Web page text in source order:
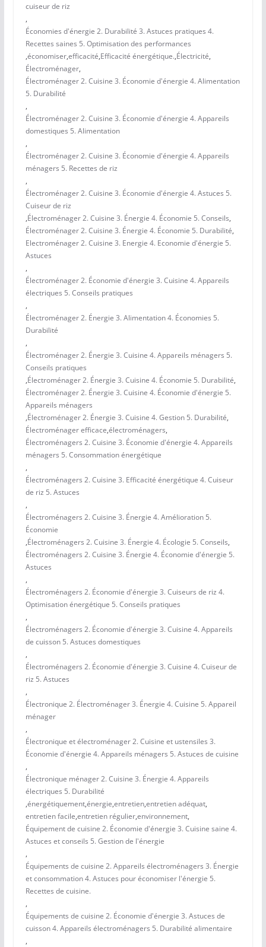
cuiseur de riz
,
Économies d'énergie 2. Durabilité 3. Astuces pratiques 4.
Recettes saines 5. Optimisation des performances
,économiser,efficacité,Efficacité énergétique.,Électricité,
Électroménager,
Électroménager 2. Cuisine 3. Économie d'énergie 4. Alimentation
5. Durabilité
,
Électroménager 2. Cuisine 3. Économie d'énergie 4. Appareils
domestiques 5. Alimentation
,
Électroménager 2. Cuisine 3. Économie d'énergie 4. Appareils
ménagers 5. Recettes de riz
,
Électroménager 2. Cuisine 3. Économie d'énergie 4. Astuces 5.
Cuiseur de riz
,Électroménager 2. Cuisine 3. Énergie 4. Économie 5. Conseils,
Électroménager 2. Cuisine 3. Énergie 4. Économie 5. Durabilité,
Electroménager 2. Cuisine 3. Energie 4. Economie d'énergie 5.
Astuces
,
Électroménager 2. Économie d'énergie 3. Cuisine 4. Appareils
électriques 5. Conseils pratiques
,
Électroménager 2. Énergie 3. Alimentation 4. Économies 5.
Durabilité
,
Électroménager 2. Énergie 3. Cuisine 4. Appareils ménagers 5.
Conseils pratiques
,Électroménager 2. Énergie 3. Cuisine 4. Économie 5. Durabilité,
Électroménager 2. Énergie 3. Cuisine 4. Économie d'énergie 5.
Appareils ménagers
,Électroménager 2. Énergie 3. Cuisine 4. Gestion 5. Durabilité,
Électroménager efficace,électroménagers,
Électroménagers 2. Cuisine 3. Économie d'énergie 4. Appareils
ménagers 5. Consommation énergétique
,
Électroménagers 2. Cuisine 3. Efficacité énergétique 4. Cuiseur
de riz 5. Astuces
,
Électroménagers 2. Cuisine 3. Énergie 4. Amélioration 5.
Économie
,Électroménagers 2. Cuisine 3. Énergie 4. Écologie 5. Conseils,
Électroménagers 2. Cuisine 3. Énergie 4. Économie d'énergie 5.
Astuces
,
Électroménagers 2. Économie d'énergie 3. Cuiseurs de riz 4.
Optimisation énergétique 5. Conseils pratiques
,
Électroménagers 2. Économie d'énergie 3. Cuisine 4. Appareils
de cuisson 5. Astuces domestiques
,
Électroménagers 2. Économie d'énergie 3. Cuisine 4. Cuiseur de
riz 5. Astuces
,
Électronique 2. Électroménager 3. Énergie 4. Cuisine 5. Appareil
ménager
,
Électronique et électroménager 2. Cuisine et ustensiles 3.
Économie d'énergie 4. Appareils ménagers 5. Astuces de cuisine
,
Électronique ménager 2. Cuisine 3. Énergie 4. Appareils
électriques 5. Durabilité
,énergétiquement,énergie,entretien,entretien adéquat,
entretien facile,entretien régulier,environnement,
Équipement de cuisine 2. Économie d'énergie 3. Cuisine saine 4.
Astuces et conseils 5. Gestion de l'énergie
,
Équipements de cuisine 2. Appareils électroménagers 3. Énergie
et consommation 4. Astuces pour économiser l'énergie 5.
Recettes de cuisine.
,
Équipements de cuisine 2. Économie d'énergie 3. Astuces de
cuisson 4. Appareils électroménagers 5. Durabilité alimentaire
,